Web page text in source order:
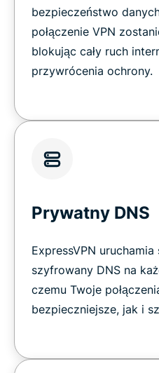
bezpieczeństwo
połączenie VPN
blokując cały ruch
przywrócenia ochrony.
Prywatny DNS
ExpressVPN
szyfrowany DNS na
czemu Twoje
bezpieczniejsze, jak i